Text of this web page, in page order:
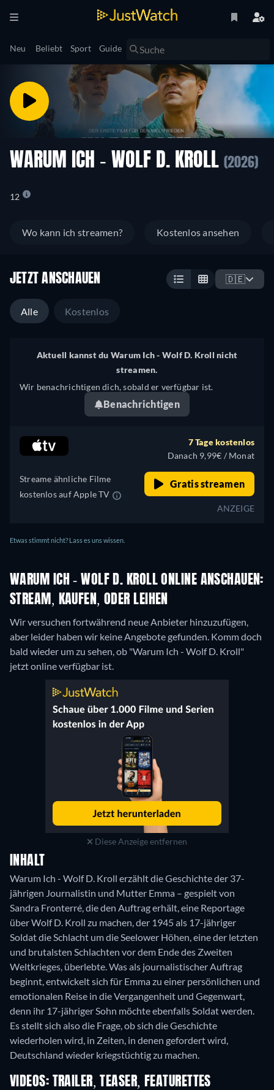
Neu Beliebt Sport Guide
WARUM ICH - WOLF D. KROLL (2026)
12
Wo kann ich streamen? Kostenlos ansehen
JETZT ANSCHAUEN 🇩🇪
Alle Kostenlos
Aktuell kannst du Warum Ich - Wolf D. Kroll nicht
streamen.
Wir benachrichtigen dich, sobald er verfügbar ist.
Benachrichtigen
Streame ähnliche Filme
kostenlos auf Apple TV
7 Tage kostenlos
Danach 9,99€ / Monat
Gratis streamen
ANZEIGE
Etwas stimmt nicht? Lass es uns wissen.
WARUM ICH - WOLF D. KROLL ONLINE ANSCHAUEN:
STREAM, KAUFEN, ODER LEIHEN
Wir versuchen fortwährend neue Anbieter hinzuzufügen,
aber leider haben wir keine Angebote gefunden. Komm doch
bald wieder um zu sehen, ob "Warum Ich - Wolf D. Kroll"
jetzt online verfügbar ist.
Diese Anzeige entfernen
INHALT
Warum Ich - Wolf D. Kroll erzählt die Geschichte der 37-
jährigen Journalistin und Mutter Emma – gespielt von
Sandra Fronterré, die den Auftrag erhält, eine Reportage
über Wolf D. Kroll zu machen, der 1945 als 17-jähriger
Soldat die Schlacht um die Seelower Höhen, eine der letzten
und brutalsten Schlachten vor dem Ende des Zweiten
Weltkrieges, überlebte. Was als journalistischer Auftrag
beginnt, entwickelt sich für Emma zu einer persönlichen und
emotionalen Reise in die Vergangenheit und Gegenwart,
denn ihr 17-jähriger Sohn möchte ebenfalls Soldat werden.
Es stellt sich also die Frage, ob sich die Geschichte
wiederholen wird, in Zeiten, in denen gefordert wird,
Deutschland wieder kriegstüchtig zu machen.
VIDEOS: TRAILER, TEASER, FEATURETTES